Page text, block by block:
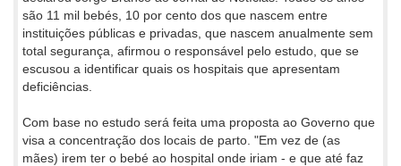
são 11 mil bebés, 10 por cento dos que nascem entre
instituições públicas e privadas, que nascem anualmente sem
total segurança, afirmou o responsável pelo estudo, que se
escusou a identificar quais os hospitais que apresentam
deficiências.
Com base no estudo será feita uma proposta ao Governo que
visa a concentração dos locais de parto. "Em vez de (as
mães) irem ter o bebé ao hospital onde iriam - e que até faz